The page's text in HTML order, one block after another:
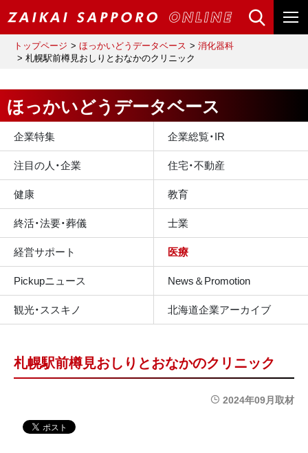
トップページ ほっかいどうデータベース
消化器科
札幌駅前樽見おしりとおなかのクリニック
ほっかいどうデータベース
企業特集
企業総覧・IR
注目の人・企業
住宅・不動産
健康
教育
終活・法要・葬儀
士業
経営サポート
医療
Pickupニュース
News＆Promotion
観光・ススキノ
北海道企業アーカイブ
札幌駅前樽見おしりとおなかのクリニック
2024年09月取材